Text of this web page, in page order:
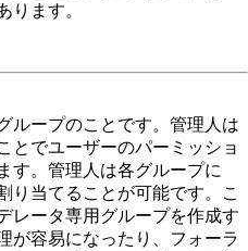
ります。
ループのことです。管理人は
とでユーザーのパーミッショ
す。管理人は各グループに
り当てることが可能です。こ
レータ専用グループを作成す
が容易になったり、フォーラ